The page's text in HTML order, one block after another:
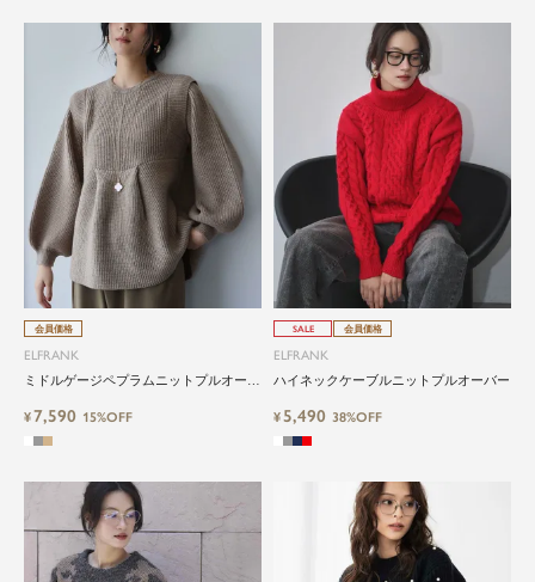
会員価格
ELFRANK
ミドルゲージペプラムニットプルオーバ
¥7,590 15%OFF
SALE 会員価格
ELFRANK
ハイネックケーブルニットプルオーバー
¥5,490 38%OFF